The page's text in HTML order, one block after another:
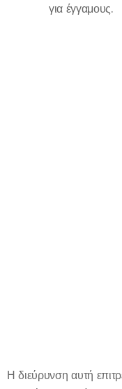
για έγγαμους.
Η διεύρυνση αυτή